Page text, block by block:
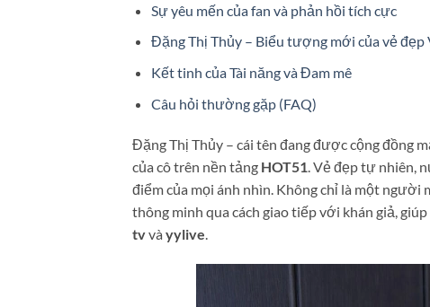
Sự yêu mến của fan và phản hồi tích cực
Đặng Thị Thủy – Biểu tượng mới của vẻ đẹp
Kết tinh của Tài năng và Đam mê
Câu hỏi thường gặp (FAQ)
Đặng Thị Thủy – cái tên đang được cộng đồng
của cô trên nền tảng HOT51. Vẻ đẹp tự nhiên,
điểm của mọi ánh nhìn. Không chỉ là một người
thông minh qua cách giao tiếp với khán giả,
tvvà yylive.